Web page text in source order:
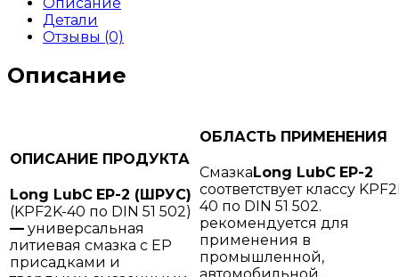
Детали
Отзывы (0)
Описание
ОПИСАНИЕ ПРОДУКТА
Long LubC EP-2 (ШРУС)
(KPF2K-40 по DIN 51 502)
— универсальная
литиевая смазка с ЕР
присадками и
ОБЛАСТЬ ПРИМЕНЕНИЯ
СмазкаLong LubC EP-2
соответствует классу
40 по DIN 51 502.
рекомендуется для
применения в
промышленной,